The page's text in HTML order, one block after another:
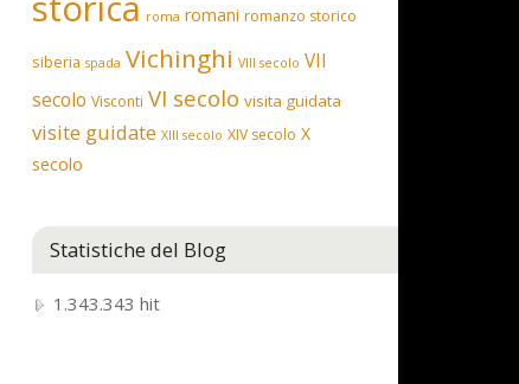
roma romani romanzo storico
siberia spada Vichinghi VIII secolo VII
secolo Visconti VI secolo visita guidata
visite guidate XIII secolo XIV secolo X
secolo
Statistiche del Blog
1.343.343 hit